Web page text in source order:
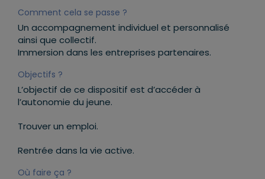
Comment cela se passe ?
Un accompagnement individuel et personnalisé
ainsi que collectif.
Immersion dans les entreprises partenaires.
Objectifs ?
L’objectif de ce dispositif est d’accéder à
l’autonomie du jeune.
Trouver un emploi.
Rentrée dans la vie active.
Où faire ça ?